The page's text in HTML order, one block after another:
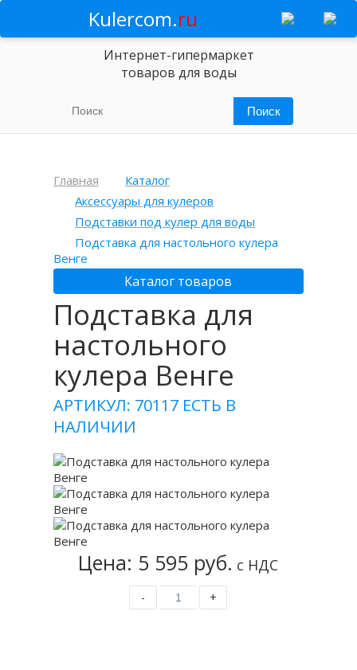
Kulercom.ru
Интернет-гипермаркет
товаров для воды
Главная
Каталог
Аксессуары для кулеров
Подставки под кулер для воды
Подставка для настольного кулера
Венге
Каталог товаров
Подставка для
настольного
кулера Венге
АРТИКУЛ: 70117 ЕСТЬ В
НАЛИЧИИ
Цена: 5 595 руб. с НДС
- +